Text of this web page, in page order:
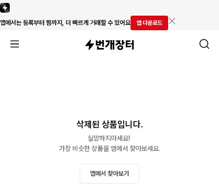
앱에서는 등록부터 찜까지, 더 빠르게 거래할 수 있어요 앱 다운로드
삭제된 상품입니다.
실망하지마세요!
가장 비슷한 상품을 앱에서 찾아보세요.
앱에서 찾아보기